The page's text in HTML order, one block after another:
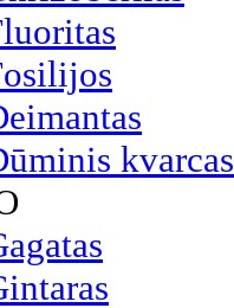
kvarcas